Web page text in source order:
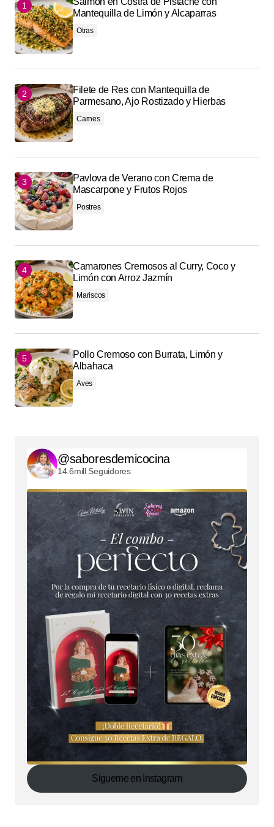
Mantequilla de Limón y Alcaparras
Otras
Filete de Res con Mantequilla de
Parmesano, Ajo Rostizado y Hierbas
Carnes
Pavlova de Verano con Crema de
Mascarpone y Frutos Rojos
Postres
Camarones Cremosos al Curry, Coco y
Limón con Arroz Jazmín
Mariscos
Pollo Cremoso con Burrata, Limón y
Albahaca
Aves
@saboresdemicocina
14.6mill Seguidores
Sigueme en Instagram